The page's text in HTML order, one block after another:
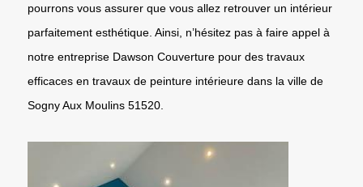
pourrons vous assurer que vous allez retrouver un intérieur
parfaitement esthétique. Ainsi, n’hésitez pas à faire appel à
notre entreprise Dawson Couverture pour des travaux
efficaces en travaux de peinture intérieure dans la ville de
Sogny Aux Moulins 51520.